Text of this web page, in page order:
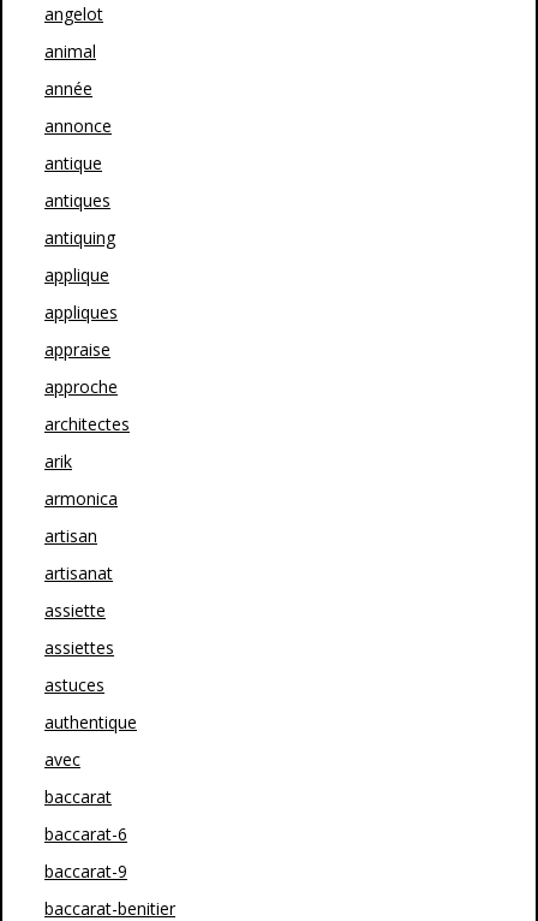
angelot
animal
année
annonce
antique
antiques
antiquing
applique
appliques
appraise
approche
architectes
arik
armonica
artisan
artisanat
assiette
assiettes
astuces
authentique
avec
baccarat
baccarat-6
baccarat-9
baccarat-benitier